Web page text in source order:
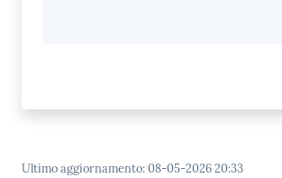
Ultimo aggiornamento:08-05-2026 20:33